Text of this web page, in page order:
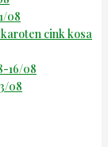
08
cink kosa
16/08
08